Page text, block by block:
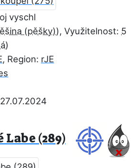
vyschl
, Využitelnost: 5
, Region: rJE
(289)